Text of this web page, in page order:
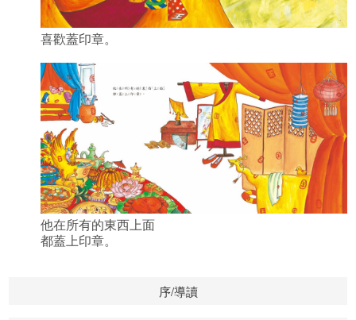
喜歡蓋印章。
他在所有的東西上面
都蓋上印章。
序/導讀